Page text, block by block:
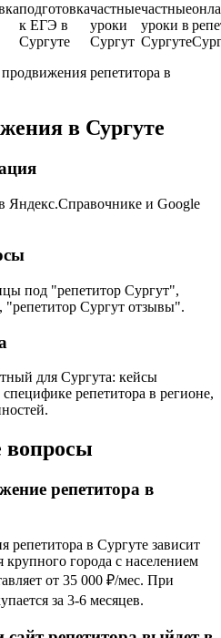
подготовка
к ЕГЭ в
Сургуте
частные
уроки
Сургут
частные
уроки в
Сургуте
репетитора в
в Сургуте
Яндекс.Справочнике и Google
под "репетитор Сургут",
Сургут отзывы".
для Сургута: кейсы
репетитора в регионе,
вопросы
репетитора в
в Сургуте зависит
города с населением
от 35 000 ₽/мес. При
за 3-6 месяцев.